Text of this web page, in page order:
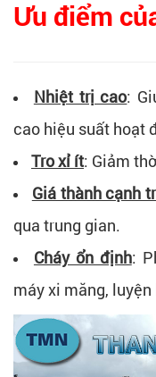
Ưu điểm
Nhiệt trị cao:
cao hiệu suất hoạt
Tro xỉ ít: Giảm
Giá thành cạnh
qua trung gian.
Cháy ổn định:
máy xi măng,